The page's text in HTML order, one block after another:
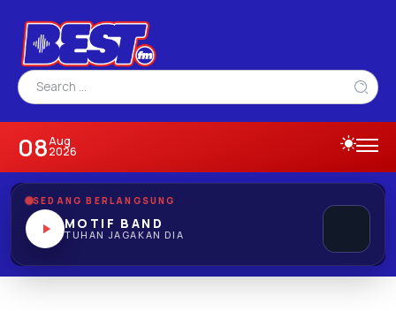
08Aug
2026
SEDANG BERLANGSUNG
MOTIF BAND
TUHAN JAGAKAN DIA